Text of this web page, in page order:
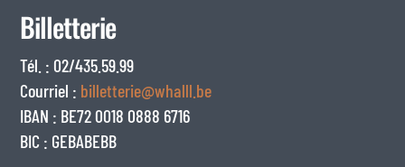
Billetterie
Tél. : 02/435.59.99
Courriel : billetterie@whalll.be
IBAN : BE72 0018 0888 6716
BIC : GEBABEBB